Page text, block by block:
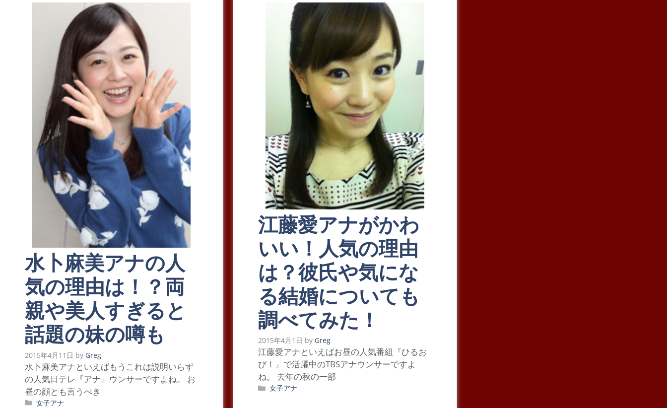
水卜麻美アナの人
気の理由は！？両
親や美人すぎると
話題の妹の噂も
2015年4月11日 by Greg
水卜麻美アナといえばもうこれは説明いらず
の人気日テレ『アナ』ウンサーですよね。 お
昼の顔とも言うべき
カ
女子アナ
江藤愛アナがかわ
いい！人気の理由
は？彼氏や気にな
る結婚についても
調べてみた！
2015年4月1日 by Greg
江藤愛アナといえばお昼の人気番組『ひるお
び！』で活躍中のTBSアナウンサーですよ
ね。 去年の秋の一部
カ
女子アナ